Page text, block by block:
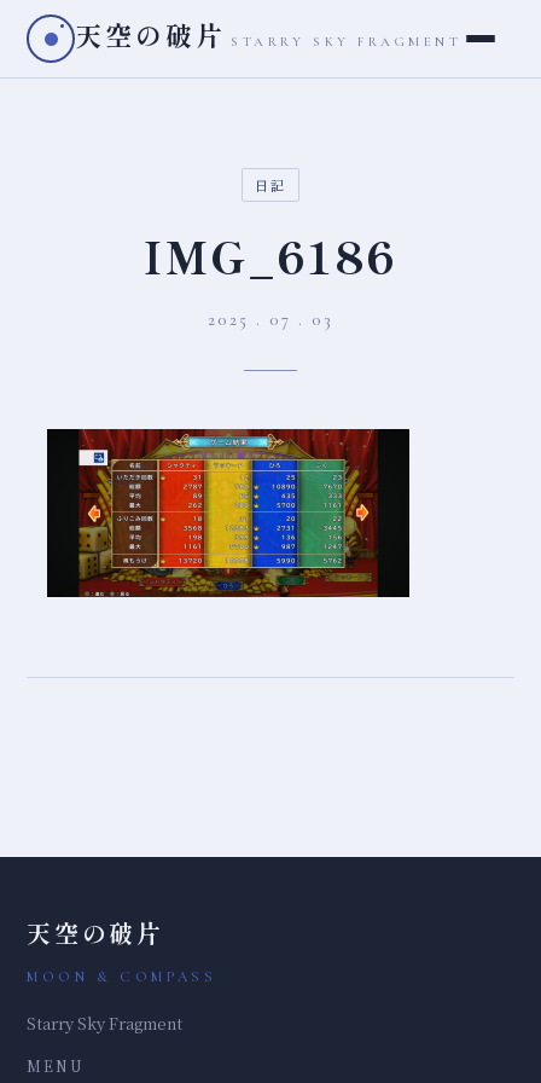
天空の破片 STARRY SKY FRAGMENT
日記
IMG_6186
2025 . 07 . 03
天空の破片
MOON & COMPASS
Starry Sky Fragment
MENU